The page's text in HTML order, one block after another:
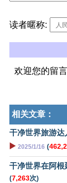
读者暱称:
欢迎您的留言
相关文章：
干净世界旅游达
▶️ 2025/1/16 (
干净世界在阿根
(7,263次)